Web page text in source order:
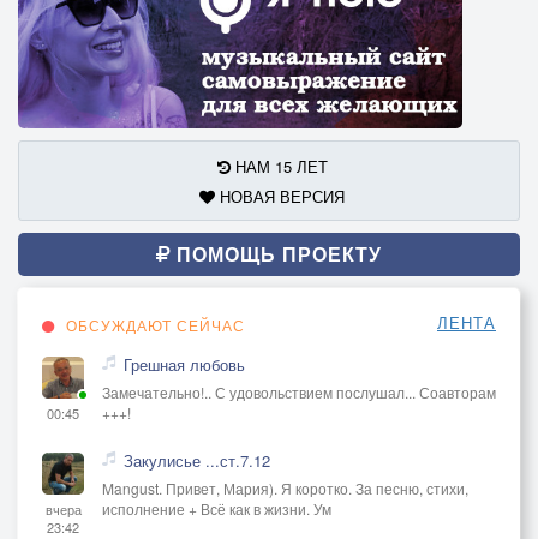
НАМ 15 ЛЕТ
НОВАЯ ВЕРСИЯ
ПОМОЩЬ ПРОЕКТУ
ОБСУЖДАЮТ СЕЙЧАС ЛЕНТА
00:45
Грешная любовь
Замечательно!.. С удовольствием послушал... Соавторам
+++!
вчера
23:42
Закулисье ...ст.7.12
Mangust. Привет, Мария). Я коротко. За песню, стихи,
исполнение + Всё как в жизни. Ум